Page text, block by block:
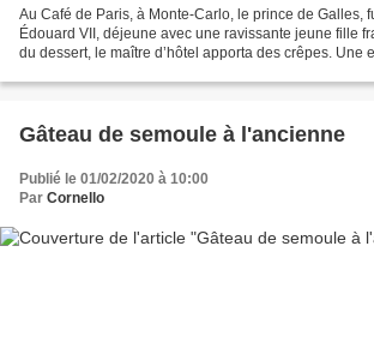
Au Café de Paris, à Monte-Carlo, le prince de Galles,
Édouard VII, déjeune avec une ravissante jeune fille
du dessert, le maître d’hôtel apporta des crêpes. Une
Gâteau de semoule à l'ancienne
Publié le 01/02/2020 à 10:00
Par Cornello